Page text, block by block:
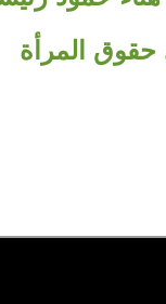
حقوق المرأة